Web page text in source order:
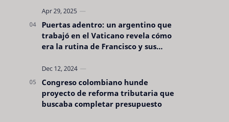
Puertas adentro: un argentino que
trabajó en el Vaticano revela cómo
era la rutina de Francisco y sus
Congreso colombiano hunde
proyecto de reforma tributaria que
buscaba completar presupuesto